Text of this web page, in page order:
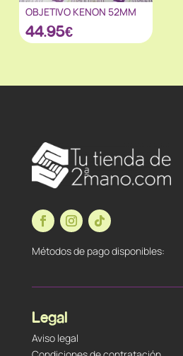
OBJETIVO KENON 52MM
44.95€
Métodos de pago disponibles:
Legal
Aviso legal